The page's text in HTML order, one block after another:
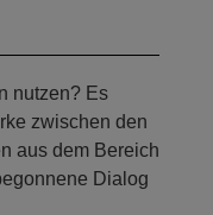
nutzen? Es
zwischen den
aus dem Bereich
Dialog